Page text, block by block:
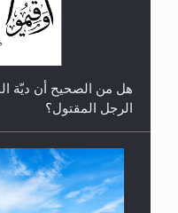
هل من الصحيح أن ديّة
الرجل المقتول؟